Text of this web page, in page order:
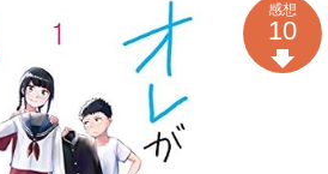
感想
10